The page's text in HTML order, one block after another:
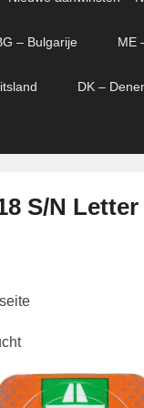
– Bulgarije ME
DK –
S/N Letter